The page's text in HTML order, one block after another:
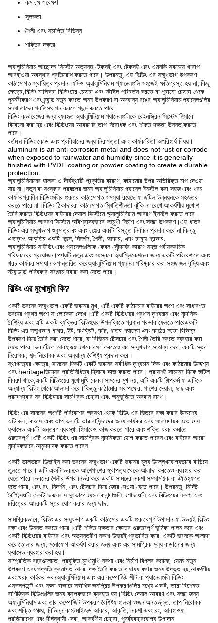
কম রক্ষণাবেক্ষণ
সুলভতা
শৈলী এবং সমাপ্তি বিভিন্ন
শক্তির দক্ষতা
অ্যালুমিনিয়াম আচ্ছাদন সিস্টেম অত্যন্ত টেকসই এবং টেকসই এবং এমনকি সবচেয়ে খারাপ
আবহাওয়া অবস্থার প্রতিরোধ করতে পারে। উপরন্তু, এই বিল্ডিং এর সম্মুখভাগ উপকরণ
কাঠামোগত স্থায়িত্ব প্রদান।যদিও অ্যালুমিনিয়াম প্যানেলগুলি সহজেই ক্ষতিগ্রস্ত হয় না, কিছু
ক্ষেত্রে,বিল্ডিং মালিকরা বিল্ডিংয়ের চেহারা এবং স্টাইল পরিবর্তন করতে বা পুরানো চেহারা থেকে
পুনর্নবীকরণ এবং ব্র্যান্ড নতুন করতে অন্য উপকরণ বা অন্যান্য রঙের অ্যালুমিনিয়াম প্যানেলগুলির
সাথে তাদের প্রতিস্থাপন করতে পছন্দ করতে পারে.
বিল্ডিং কভারেজের জন্য ব্যবহৃত অ্যালুমিনিয়াম প্যানেলগুলিকে রেইনস্ক্রিন সিস্টেম হিসাবে
বিবেচনা করা হয় এবং বিল্ডিংয়ের আবরণের তাপ নিরোধক এবং শক্তি দক্ষতা উন্নত করতে
পারে।
বর্তমান বিল্ডিং কোড এবং প্রবিধানের জন্য নিরাপত্তা এবং কার্যকারিতা অপরিহার্য বিষয়।
aluminum is an anti-corrosion metal and does not rust or corrode
when exposed to rainwater and humidity since it is generally
finished with PVDF coating or powder coating to create a durable
protection.
অ্যালুমিনিয়ামের হালকা ও দীর্ঘস্থায়ী প্রকৃতির কারণে, কাঠামোর উপর অতিরিক্ত চাপ দেওয়া
যায় না।নতুন বা সংস্কার প্রকল্পের জন্য অ্যালুমিনিয়াম প্যানেল ইনস্টল করা সহজ এবং খরচ
কার্যকরপ্রাচীন বিল্ডিংগুলির গুরুতর কাঠামোগত সমস্যা রয়েছে যা জটিল উন্নয়নকে সহজতর
করতে পারে না।বিল্ডিং ঠিকাদাররা কাঠামোগত স্থিতিশীলতা ঝুঁকি না রেখে আকর্ষণীয় মুখোশ
তৈরি করতে বিল্ডিংয়ের বাইরের দেয়াল সিস্টেমে অ্যালুমিনিয়াম আবরণ ইনস্টল করতে পারে.
অ্যালুমিনিয়াম আবরণ সিস্টেম অবিশ্বাস্যভাবে বহুমুখী নির্মাণ এবং সজ্জা উপকরণ।এই ধাতব
বিল্ডিং এর সম্মুখভাগ শুধুমাত্র রং এবং রঙের একটি বিস্তৃত নির্বাচন প্রদান করে না কিন্তু
এছাড়াও আকৃতির একটি পছন্দ, নিদর্শন, শৈলী, আকার, এবং চাক্ষুষ প্রভাব.
অ্যালুমিনিয়াম সাইডিং এবং প্যানেলগুলিকে কেবল সৌন্দর্যের কারণে সহজ পর্যায়ক্রমিক
পরিষ্কারের প্রয়োজন।পণ্যটি নতুন এবং সংস্কার অ্যাপ্লিকেশনের জন্য একটি পরিবেশগত এবং
খরচ কার্যকর সমাধান রূপান্তরিত করেঅ্যালুমিনিয়াম প্যানেল পরিষ্কার করা সহজ জল বৃদ্ধি এবং
স্ট্যান্ডার্ড পরিষ্কার সরঞ্জাম দ্বারা করা যেতে পারে।
বিল্ডিং এর মুখোমুখি কি?
একটি ভবনের সম্মুখভাগ একটি ভবনের মুখ, এটি একটি কাঠামোর বাইরের অংশ এবং সাধারণত
ভবনের প্রথম অংশ যা লোকেরা দেখে।এটি একটি বিল্ডিংয়ের প্রধান দৃশ্যমান এবং নান্দনিক
বৈশিষ্ট্য এবং এটি একটি ব্যক্তির বিল্ডিংয়ের উপলব্ধিতে প্রধান প্রভাব ফেলতে পারেএকটি
বিল্ডিং এর সম্মুখভাগ পাথর, ইট, কংক্রিট, কাঁচ, ধাতব প্যানেল এবং কাঠের মতো বিভিন্ন
উপকরণ দিয়ে তৈরি করা যেতে পারে, যা বিভিন্ন টেক্সচার এবং শৈলী তৈরি করতে ব্যবহার করা
যেতে পারে।ভবনটিকে আবহাওয়া থেকে রক্ষা করতেও এর সম্মুখভাগ সাহায্য করে, একটি স্তর
নিরোধক, শব্দ নিরোধক এবং অন্যান্য বৈশিষ্ট্য প্রদান করে।
স্থাপত্যের ক্ষেত্রে, সামনের দিকটি একটি ভবনের সর্বাধিক দৃশ্যমান দিক এবং কাঠামোর উদ্দেশ্য
এবং heritageতিহ্যের প্রতিনিধিত্ব হিসাবে কাজ করতে পারে। প্রায়শই সামনের দিকে জটিল
বিবরণ থাকে,একটি বিল্ডিংয়ের মুখোমুখি কেবল সামনের মুখ নয়, এটি একটি শিল্পকর্ম যা এটিকে
অন্যান্য বিল্ডিং থেকে আলাদা করে।কিন্তু কাঠামোর সব পক্ষের. পাশের দেয়াল, ছাদ এবং
প্রবেশদ্বার সব বিল্ডিংয়ের সামগ্রিক চেহারা এবং অনুভূতিতে অবদান রাখে।
বিল্ডিং এর সামনের অংশটি পরিবেশের অবস্থা থেকে বিল্ডিং এর ভিতরে রক্ষা করার উদ্দেশ্যে।
এটি জল, বাতাস এবং তাপ,ভবনটি তার বাসিন্দাদের জন্য কার্যকর এবং আরামদায়ক হতে দেয়.
ফ্যাসেড একটি অন্তরণ ব্যবস্থা হিসাবেও কাজ করতে পারে এবং শক্তি খরচ কমাতে
গুরুত্বপূর্ণ।এটি একটি বিল্ডিং এর সামগ্রিক নান্দনিকতা যোগ করতে পারেন এবং বাইরের আরো
নান্দনিকভাবে আনন্দদায়ক করতে পারেন.
একটি ভালভাবে ডিজাইন করা ভবনের সম্মুখভাগ একটি ভবনের মূল্য উল্লেখযোগ্যভাবে বাড়িয়ে
তুলতে পারে। এটি একটি ভবনকে আশেপাশের স্থাপত্য থেকে আলাদা করতেও ব্যবহার করা
যেতে পারে।ভবনের শৈলীর উপর নির্ভর করে একটি সামনের নকশা সমসাময়িক বা ঐতিহ্যগত
হতে পারে, এবং রং, নিদর্শন, এবং টেক্সচার দিয়ে জোর দেওয়া যেতে পারে। উপরন্তু, নির্দিষ্ট
বৈশিষ্ট্যগুলি একটি ভবনের সম্মুখভাগে যেমন বারান্দাগুলি, শোভাগুলি,এবং বিল্ডিংয়ের নকশা এবং
চরিত্রের আরেকটি স্তর যোগ করার জন্য ছাদ.
সামগ্রিকভাবে, বিল্ডিং এর সম্মুখভাগ একটি কাঠামোর একটি গুরুত্বপূর্ণ উপাদান যা উভয়ই বিল্ডিং
রক্ষা এবং উন্নত করতে পারে।এটি শক্তি দক্ষতার ক্ষেত্রে গুরুত্বপূর্ণ ভূমিকা পালন করে এবং
একটি বিল্ডিংয়ের বাইরের এবং অভ্যন্তরীণ নকশা উভয়ই প্রভাবিত করে. একটি ভবনকে আলাদা
করে তোলার জন্য, মনোযোগ আকর্ষণ করার জন্য এবং এর সামগ্রিক মূল্য বাড়ানোর জন্য
ফ্যাসেড ব্যবহার করা হয়।
সাম্প্রতিক বছরগুলোতে, প্রযুক্তি মুখোমুখি নকশা এবং নির্মাণ বিপ্লব করেছে, যেমন নতুন
উপকরণ এবং পদ্ধতি ক্রমাগত আরো দক্ষ তৈরি করতে সাহায্য করার জন্য উদ্ভূত হয়,আকর্ষণীয়
এবং খরচ কার্যকর ভবনঅ্যালুমিনিয়াম এবং এর কম্পোজিট শীট বা প্যানেলগুলি বিল্ডিং
এনভলপমেন্ট এবং সজ্জা বাজারে সর্বাধিক জনপ্রিয় উপকরণগুলির মধ্যে একটি, তারা বিশেষত
বাণিজ্যিক বিল্ডিংগুলির জন্য ব্যাপকভাবে ব্যবহৃত হয়।বিল্ডিং দেয়াল আবরণ এবং সজ্জা জন্য
অ্যালুমিনিয়াম এবং তার কম্পোজিট উপকরণ বৈশিষ্ট্য হালকা ওজন অন্তর্ভুক্ত, তাপ নিরোধক
এবং শক্তি সঞ্চয়, বিভিন্ন কাস্টমাইজড আকার, আকৃতি, নকশা এবং রং, আবহাওয়া
প্রতিরোধের এবং দীর্ঘস্থায়ী সেবা, আকর্ষণীয় চেহারা, পুনর্ব্যবহারযোগ্য উপাদান